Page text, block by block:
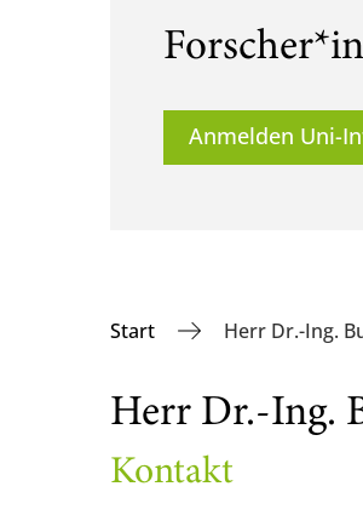
Anmelden Uni-
Start Herr Dr.-Ing.
Herr Dr.-Ing.
Kontakt